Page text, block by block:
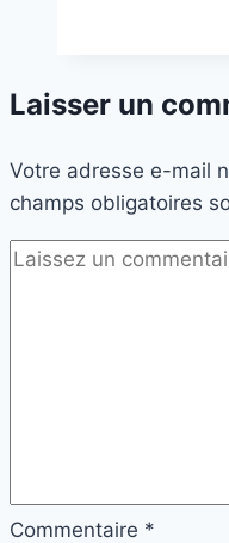
Laisser un
Votre adresse e-mail
champs obligatoires
Commentaire *